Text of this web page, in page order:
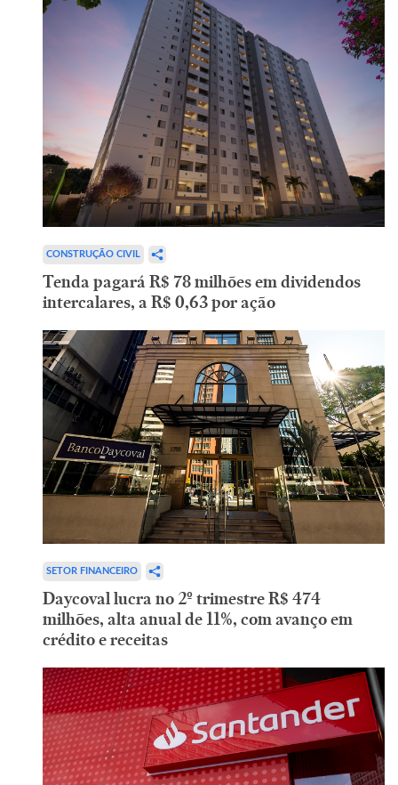
CONSTRUÇÃO CIVIL
Tenda pagará R$ 78 milhões em dividendos
intercalares, a R$ 0,63 por ação
SETOR FINANCEIRO
Daycoval lucra no 2º trimestre R$ 474
milhões, alta anual de 11%, com avanço em
crédito e receitas